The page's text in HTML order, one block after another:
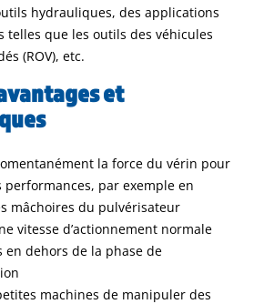
hydrauliques, des applications
telles que les outils des véhicules
(ROV), etc.
et
la force du vérin pour
performances, par exemple en
mâchoires du pulvérisateur
vitesse d’actionnement normale
en dehors de la phase de
machines de manipuler des